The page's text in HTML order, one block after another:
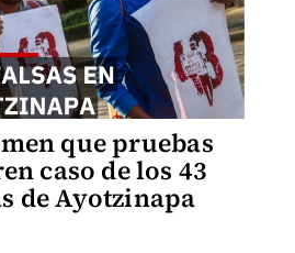
que pruebas
caso de los 43
de Ayotzinapa